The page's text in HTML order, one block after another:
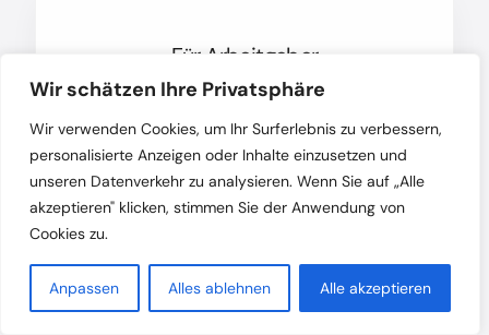
Wir schätzen Ihre Privatsphäre
Wir verwenden Cookies, um Ihr Surferlebnis zu verbessern,
personalisierte Anzeigen oder Inhalte einzusetzen und
unseren Datenverkehr zu analysieren. Wenn Sie auf „Alle
akzeptieren" klicken, stimmen Sie der Anwendung von
Cookies zu.
Anpassen Alles ablehnen Alle akzeptieren
Für Arbeitgeber
Beratung und Vertretung in Bezug
auf auszusprechende Kündigungen